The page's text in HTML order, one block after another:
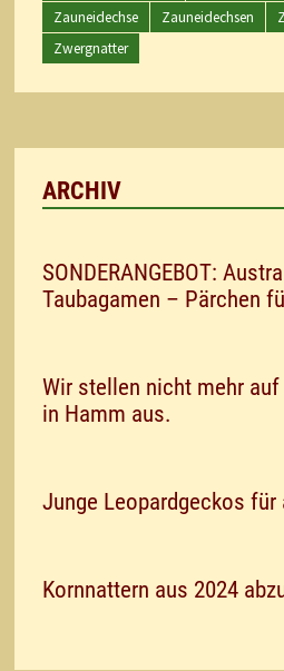
Zauneidechse
Zauneidechsen
Zwergnatter
ARCHIV
SONDERANGEBOT:
Taubagamen – Pärchen
Wir stellen nicht mehr
in Hamm aus.
Junge Leopardgeckos für
Kornnattern aus 2024